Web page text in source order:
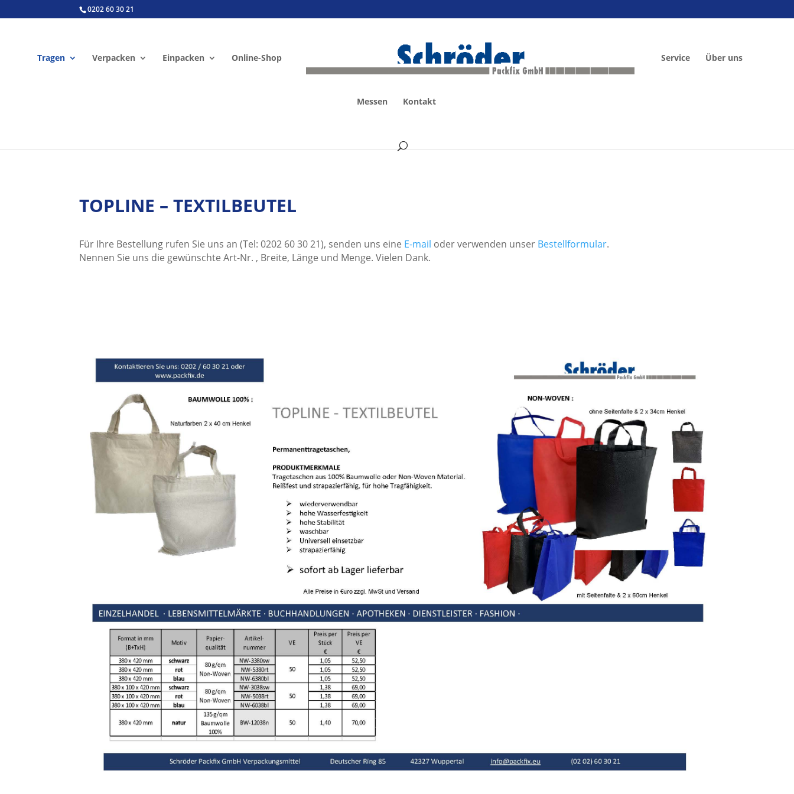
0202 60 30 21
Tragen Verpacken Einpacken Online-Shop Service Über uns
Messen Kontakt
TOPLINE – TEXTILBEUTEL
Für Ihre Bestellung rufen Sie uns an (Tel: 0202 60 30 21), senden uns eine E-mail oder verwenden unser Bestellformular.
Nennen Sie uns die gewünschte Art-Nr. , Breite, Länge und Menge. Vielen Dank.